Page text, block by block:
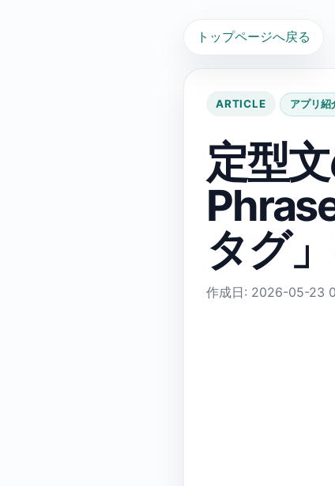
トップページへ戻る
ARTICLE アプリ紹
定型
タグ
作成日: 2026-05-23